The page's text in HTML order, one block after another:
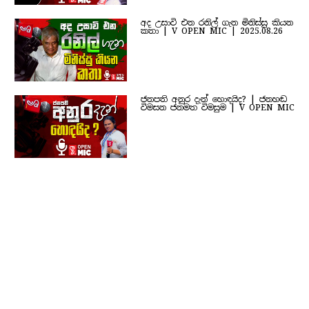
අද උසාවි එන රනිල් ගැන මිනිස්සු කියන
කතා | V OPEN MIC | 2025.08.26
ජනපති අනුර දැන් හොඳයිද? | ජනහඬ
විමසන ජනමත විමසුම | V OPEN MIC